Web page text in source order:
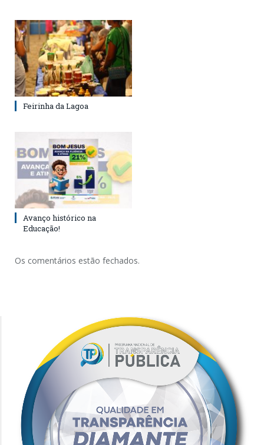
Feirinha da Lagoa
Avanço histórico na
Educação!
Os comentários estão fechados.